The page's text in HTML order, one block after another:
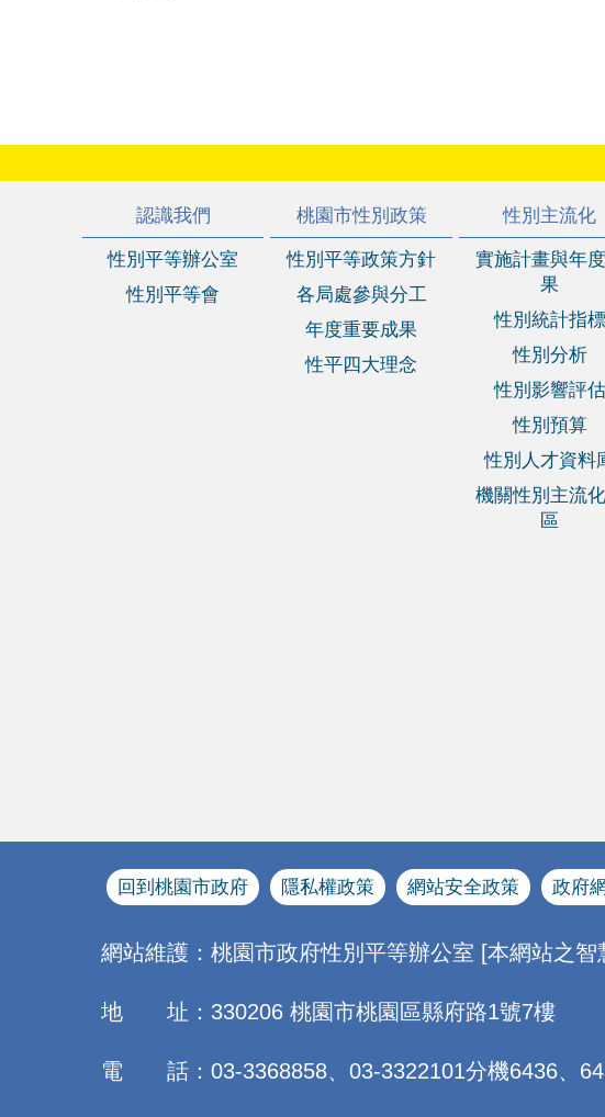
認識我們
性別平等辦公室
性別平等會
桃園市性別政策
性別平等政策方針
各局處參與分工
年度重要成果
性平四大理念
性別主流化
實施計畫與年
果
性別統計指標
性別分析
性別影響評估
性別預算
性別人才資料
機關性別主流
區
回到桃園市政府 隱私權政策 網站安全政策 政府
網站維護：桃園市政府性別平等辦公室 [本網站之
地 址：330206 桃園市桃園區縣府路1號7樓
電 話：03-3368858、03-3322101分機6436、